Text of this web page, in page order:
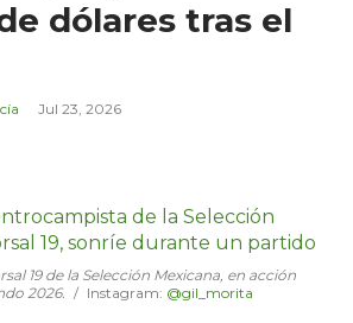
dólares tras el
Jul 23, 2026
19 de la Selección Mexicana, en acción
2026.
Instagram: @gil_morita